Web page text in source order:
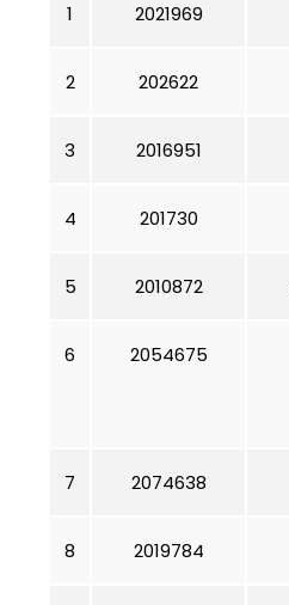
1 2021969
2 202622
3 2016951
4 201730
5 2010872
6 2054675
7 2074638
8 2019784